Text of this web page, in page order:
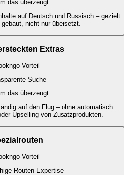
das überzeugt
auf Deutsch und Russisch – gezielt
nicht nur übersetzt.
Extras
Vorteil
Suche
das überzeugt
auf den Flug – ohne automatisch
Upselling von Zusatzprodukten.
Vorteil
Routen-Expertise